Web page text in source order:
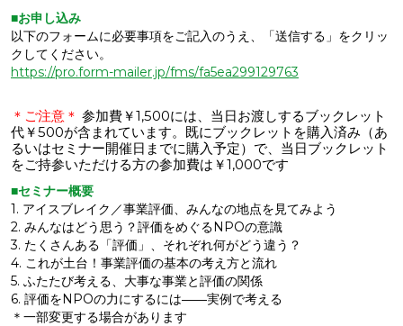
■お申し込み
以下のフォームに必要事項をご記入のうえ、「送信する」をクリッ
クしてください。
https://pro.form-mailer.jp/fms/fa5ea299129763
＊ご注意＊ 参加費￥1,500には、当日お渡しするブックレット
代￥500が含まれています。既にブックレットを購入済み（あ
るいはセミナー開催日までに購入予定）で、当日ブックレット
をご持参いただける方の参加費は￥1,000です
■セミナー概要
1. アイスブレイク／事業評価、みんなの地点を見てみよう
2. みんなはどう思う？評価をめぐるNPOの意識
3. たくさんある「評価」、それぞれ何がどう違う？
4. これが土台！事業評価の基本の考え方と流れ
5. ふたたび考える、大事な事業と評価の関係
6. 評価をNPOの力にするには――実例で考える
＊一部変更する場合があります